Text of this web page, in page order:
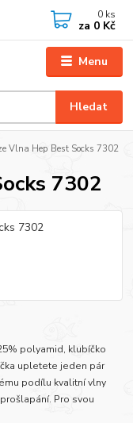
Menu
Hledat
0 ks
za 0 Kč
Vlna Hep Best Socks 7302
7302
polyamid, klubíčko
upletete jeden pár
podílu kvalitní vlny
Pro svou